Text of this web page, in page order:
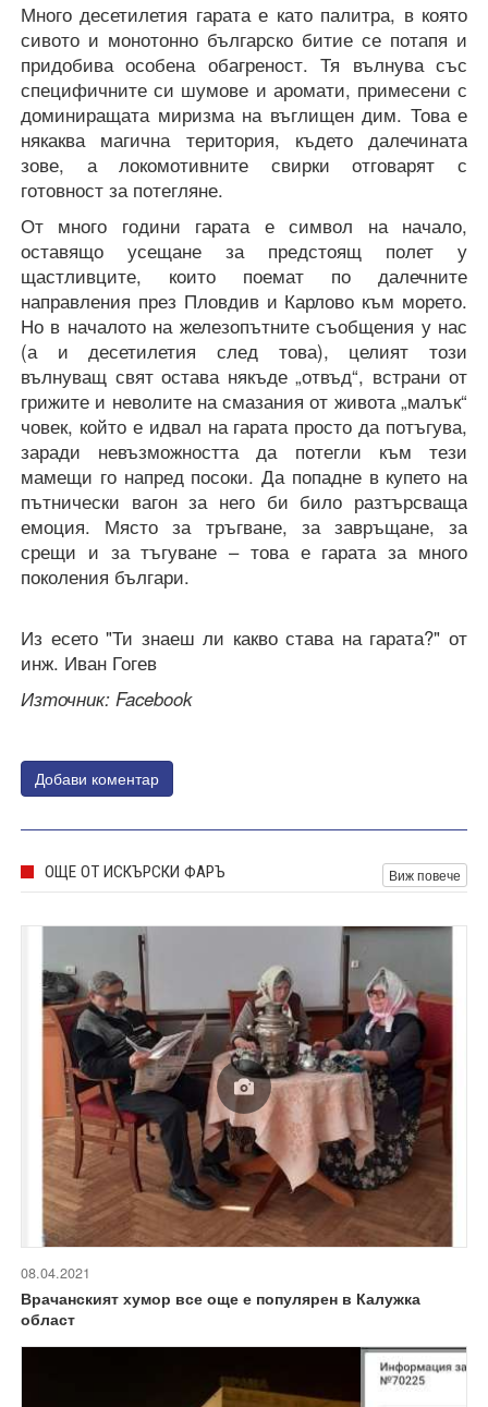
Много десетилетия гарата е като палитра, в която
сивото и монотонно българско битие се потапя и
придобива особена обагреност. Тя вълнува със
специфичните си шумове и аромати, примесени с
доминиращата миризма на въглищен дим. Това е
някаква магична територия, където далечината
зове, а локомотивните свирки отговарят с
готовност за потегляне.
От много години гарата е символ на начало,
оставящо усещане за предстоящ полет у
щастливците, които поемат по далечните
направления през Пловдив и Карлово към морето.
Но в началото на железопътните съобщения у нас
(а и десетилетия след това), целият този
вълнуващ свят остава някъде „отвъд“, встрани от
грижите и неволите на смазания от живота „малък“
човек, който е идвал на гарата просто да потъгува,
заради невъзможността да потегли към тези
мамещи го напред посоки. Да попадне в купето на
пътнически вагон за него би било разтърсваща
емоция. Място за тръгване, за завръщане, за
срещи и за тъгуване – това е гарата за много
поколения българи.
Из есето "Ти знаеш ли какво става на гарата?" от
инж. Иван Гогев
Източник: Facebook
Добави коментар
ОЩЕ ОТ ИСКЪРСКИ ФАРЪ Виж повече
08.04.2021
Врачанският хумор все още е популярен в Калужка
област